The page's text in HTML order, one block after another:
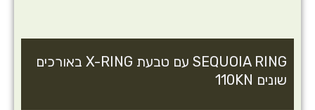
SEQUOIA RING עם טבעת X-RING באורכים
שונים 110KN